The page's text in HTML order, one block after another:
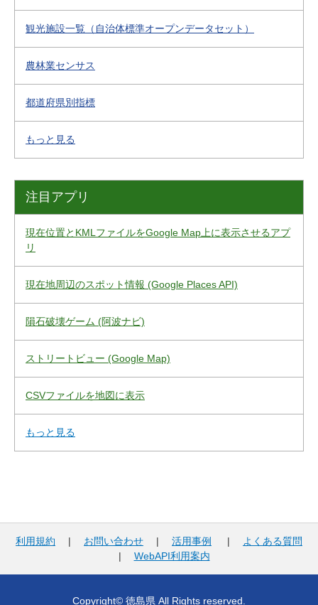
観光施設一覧（自治体標準オープンデータセット）
農林業センサス
都道府県別指標
もっと見る
注目アプリ
現在位置とKMLファイルをGoogle Map上に表示させるアプ
リ
現在地周辺のスポット情報 (Google Places API)
隕石破壊ゲーム (阿波ナビ)
ストリートビュー (Google Map)
CSVファイルを地図に表示
もっと見る
利用規約 | お問い合わせ | 活用事例 |
よくある質問
| WebAPI利用案内
Copyright© 徳島県 All Rights reserved.